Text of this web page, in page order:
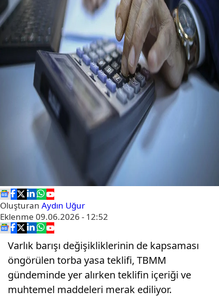
Oluşturan Aydın Uğur
Eklenme 09.06.2026 - 12:52
Varlık barışı değişikliklerinin de kapsaması
öngörülen torba yasa teklifi, TBMM
gündeminde yer alırken teklifin içeriği ve
muhtemel maddeleri merak ediliyor.